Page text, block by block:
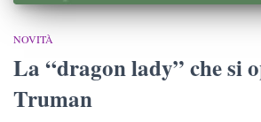
NOVITÀ
La “dragon lady” che si
Truman